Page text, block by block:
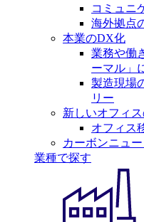
コミュニ
海外拠点
本業のDX化
業務や働
ーマル」
製造現場
リー
新しいオフィ
オフィス
カーボンニュ
業種で探す